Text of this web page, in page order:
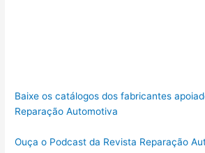
Baixe os catálogos dos fabricantes
Reparação Automotiva
Ouça o Podcast da Revista Reparação